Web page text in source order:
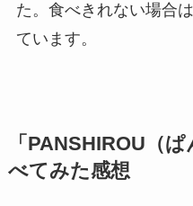
た。食べきれない場合
ています。
「PANSHIROU（
べてみた感想